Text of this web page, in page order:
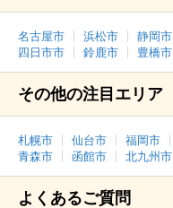
名古屋市 浜松市 静岡市
四日市市
鈴鹿市 豊橋市
その他の注目エリア
札幌市 仙台市 福岡市
青森市
函館市 北九州市
よくあるご質問